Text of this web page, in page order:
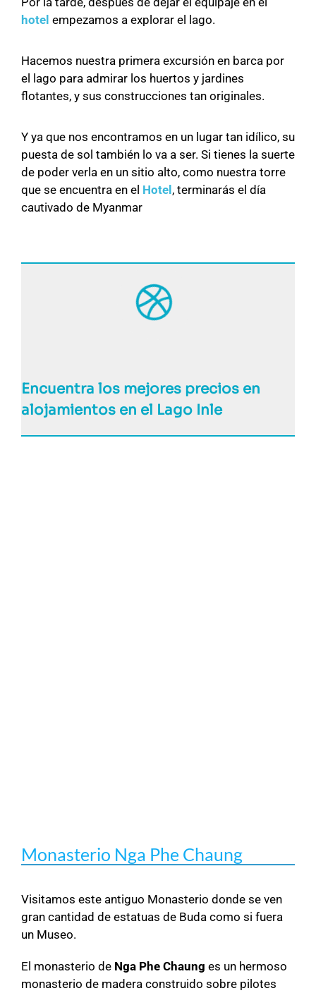
hotel empezamos a explorar el lago.
Hacemos nuestra primera excursión en barca por
el lago para admirar los huertos y jardines
flotantes, y sus construcciones tan originales.
Y ya que nos encontramos en un lugar tan idílico, su
puesta de sol también lo va a ser. Si tienes la suerte
de poder verla en un sitio alto, como nuestra torre
que se encuentra en el Hotel , terminarás el día
cautivado de Myanmar
Encuentra los mejores precios en
alojamientos en el Lago Inle
Monasterio Nga Phe Chaung
Visitamos este antiguo Monasterio donde se ven
gran cantidad de estatuas de Buda como si fuera
un Museo.
El monasterio de Nga Phe Chaung es un hermoso
monasterio de madera construido sobre pilotes